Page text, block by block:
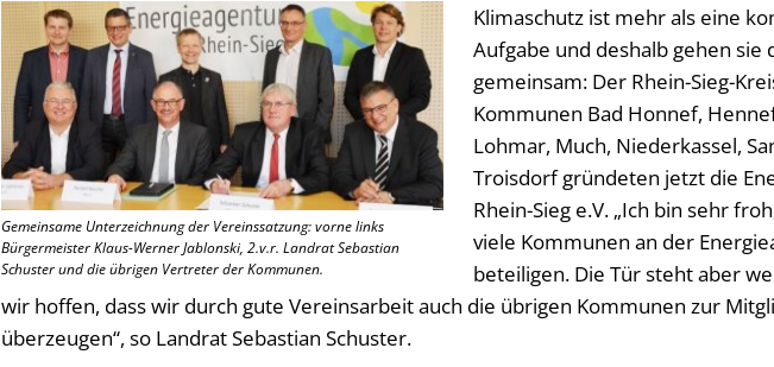
Gemeinsame Unterzeichnung der Vereinssatzung: vorne links
Bürgermeister Klaus-Werner Jablonski, 2.v.r. Landrat Sebastian
Schuster und die übrigen Vertreter der Kommunen.
Klimaschutz ist mehr als eine
Aufgabe und deshalb gehen sie
gemeinsam: Der Rhein-Sieg-
Kommunen Bad Honnef,
Lohmar, Much, Niederkassel,
Troisdorf gründeten jetzt die
Rhein-Sieg e.V. „Ich bin sehr
viele Kommunen an der
beteiligen. Die Tür steht aber
wir hoffen, dass wir durch gute Vereinsarbeit auch die übrigen Kommunen zur
überzeugen“, so Landrat Sebastian Schuster.